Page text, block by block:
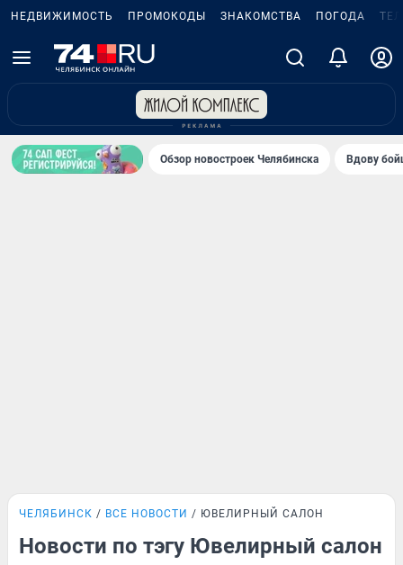
НЕДВИЖИМОСТЬ ПРОМОКОДЫ ЗНАКОМСТВА ПОГОДА
Обзор новостроек Челябинска Вдову
ЧЕЛЯБИНСК ВСЕ НОВОСТИ ЮВЕЛИРНЫЙ САЛОН
Новости по тэгу Ювелирный салон